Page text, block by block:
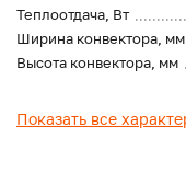
Теплоотдача, Вт
Ширина конвектора, мм
Высота конвектора, мм
Показать все